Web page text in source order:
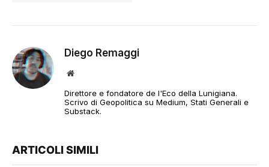
Diego Remaggi
Sito
Direttore e fondatore de l'Eco della Lunigiana.
Scrivo di Geopolitica su Medium, Stati Generali e
Substack.
ARTICOLI SIMILI